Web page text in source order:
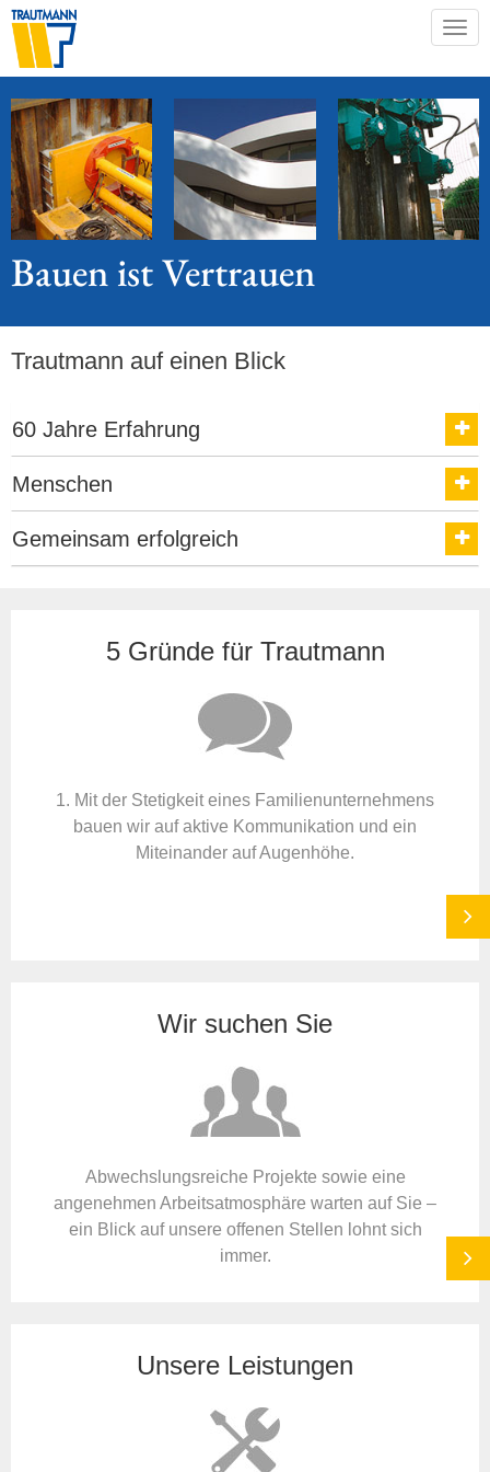
Bauen istVertrauen
Trautmann auf einen Blick
60 Jahre Erfahrung
Menschen
Gemeinsam erfolgreich
5 Gründe für Trautmann
1. Mit der Stetigkeit eines Familienunternehmens
bauen wir auf aktive Kommunikation und ein
Miteinander auf Augenhöhe.
Wir suchen Sie
Abwechslungsreiche Projekte sowie eine
angenehmen Arbeitsatmosphäre warten auf Sie –
ein Blick auf unsere offenen Stellen lohnt sich
immer.
Unsere Leistungen